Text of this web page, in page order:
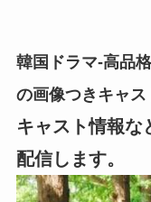
韓国ドラマ-高品
の画像つきキャス
キャスト情報な
配信します。